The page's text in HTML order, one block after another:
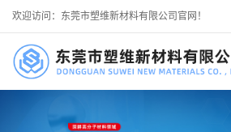
欢迎访问：东莞市塑维新材料有限公司官网！